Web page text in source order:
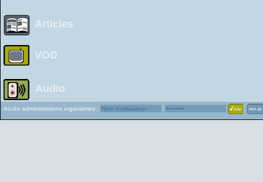
Articles
VOD
Audio
Accès administrations organismes :